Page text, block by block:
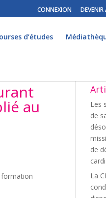
CONNEXION DEVENIR
d’études
au
formation
Les
de
de
La